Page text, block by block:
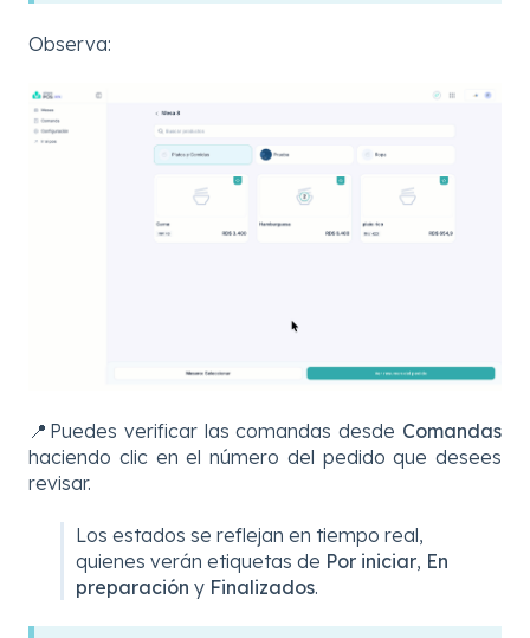
Observa:
📍 Puedes verificar las comandas desde Comandas
haciendo clic en el número del pedido que desees
revisar.
Los estados se reflejan en tiempo real,
quienes verán etiquetas de Por iniciar, En
preparación y Finalizados.